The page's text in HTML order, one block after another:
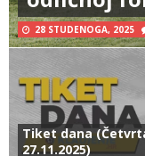
28 STUDENOGA, 2025
Tiket dana
27.11.2025)